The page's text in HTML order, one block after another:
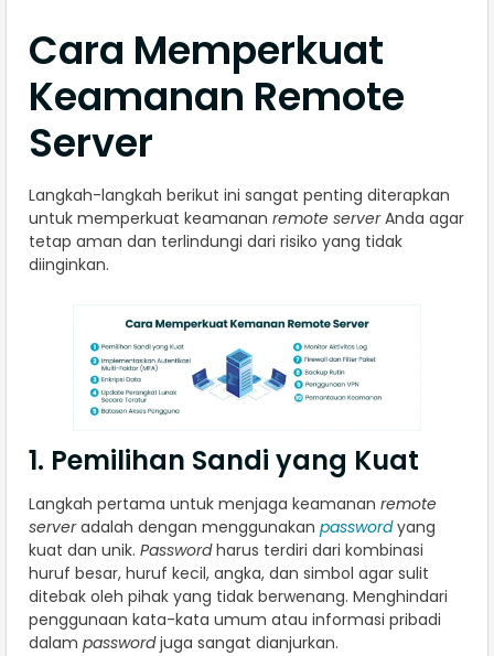
Cara Memperkuat
Keamanan Remote
Server
Langkah-langkah berikut ini sangat penting diterapkan
untuk memperkuat keamanan remote serverAnda agar
tetap aman dan terlindungi dari risiko yang tidak
diinginkan.
1. Pemilihan Sandi yang Kuat
Langkah pertama untuk menjaga keamanan remote
serveradalah dengan menggunakan passwordyang
kuat dan unik. Passwordharus terdiri dari kombinasi
huruf besar, huruf kecil, angka, dan simbol agar sulit
ditebak oleh pihak yang tidak berwenang. Menghindari
penggunaan kata-kata umum atau informasi pribadi
dalam passwordjuga sangat dianjurkan.